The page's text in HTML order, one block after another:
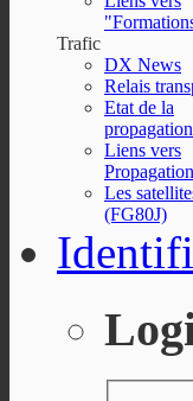
Trafic
DX News
Relais
Etat de la
propagation
Liens vers
Les
(FG80J)